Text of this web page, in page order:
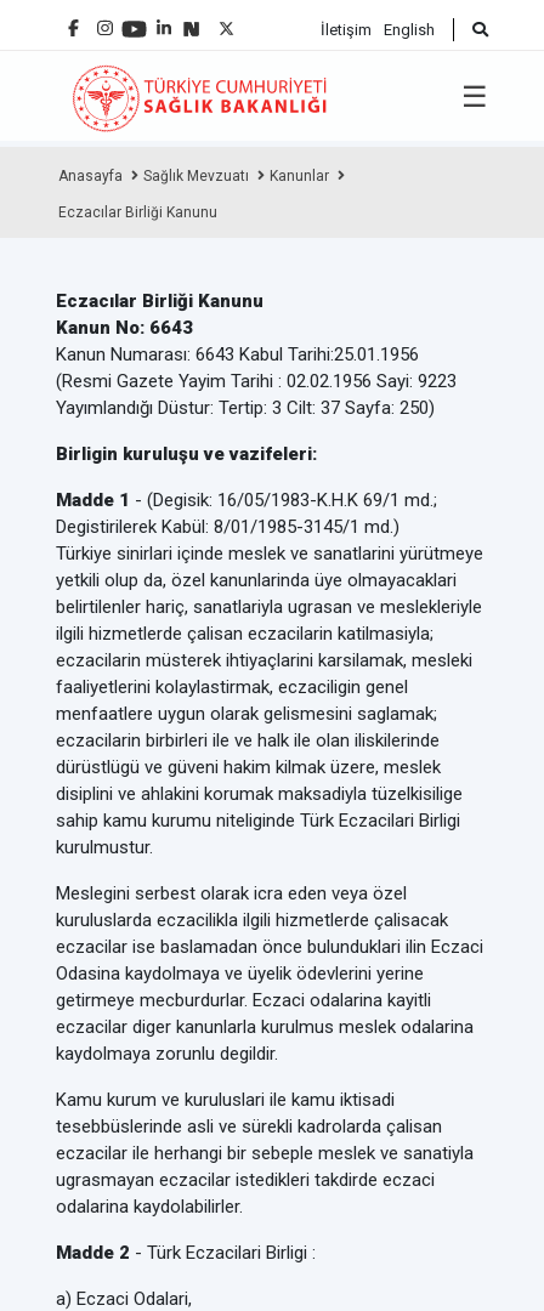
İletişim English
☰
Anasayfa Sağlık Mevzuatı Kanunlar
Eczacılar Birliği Kanunu
Eczacılar Birliği Kanunu
Kanun No: 6643
Kanun Numarası: 6643 Kabul Tarihi:25.01.1956
(Resmi Gazete Yayim Tarihi : 02.02.1956 Sayi: 9223
Yayımlandığı Düstur: Tertip: 3 Cilt: 37 Sayfa: 250)
Birligin kuruluşu ve vazifeleri:
Madde 1 - (Degisik: 16/05/1983-K.H.K 69/1 md.;
Degistirilerek Kabül: 8/01/1985-3145/1 md.)
Türkiye sinirlari içinde meslek ve sanatlarini yürütmeye
yetkili olup da, özel kanunlarinda üye olmayacaklari
belirtilenler hariç, sanatlariyla ugrasan ve meslekleriyle
ilgili hizmetlerde çalisan eczacilarin katilmasiyla;
eczacilarin müsterek ihtiyaçlarini karsilamak, mesleki
faaliyetlerini kolaylastirmak, eczaciligin genel
menfaatlere uygun olarak gelismesini saglamak;
eczacilarin birbirleri ile ve halk ile olan iliskilerinde
dürüstlügü ve güveni hakim kilmak üzere, meslek
disiplini ve ahlakini korumak maksadiyla tüzelkisilige
sahip kamu kurumu niteliginde Türk Eczacilari Birligi
kurulmustur.
Meslegini serbest olarak icra eden veya özel
kuruluslarda eczacilikla ilgili hizmetlerde çalisacak
eczacilar ise baslamadan önce bulunduklari ilin Eczaci
Odasina kaydolmaya ve üyelik ödevlerini yerine
getirmeye mecburdurlar. Eczaci odalarina kayitli
eczacilar diger kanunlarla kurulmus meslek odalarina
kaydolmaya zorunlu degildir.
Kamu kurum ve kuruluslari ile kamu iktisadi
tesebbüslerinde asli ve sürekli kadrolarda çalisan
eczacilar ile herhangi bir sebeple meslek ve sanatiyla
ugrasmayan eczacilar istedikleri takdirde eczaci
odalarina kaydolabilirler.
Madde 2 - Türk Eczacilari Birligi :
a) Eczaci Odalari,